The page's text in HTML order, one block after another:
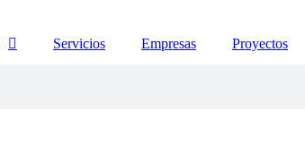
Servicios Empresas
Proyectos